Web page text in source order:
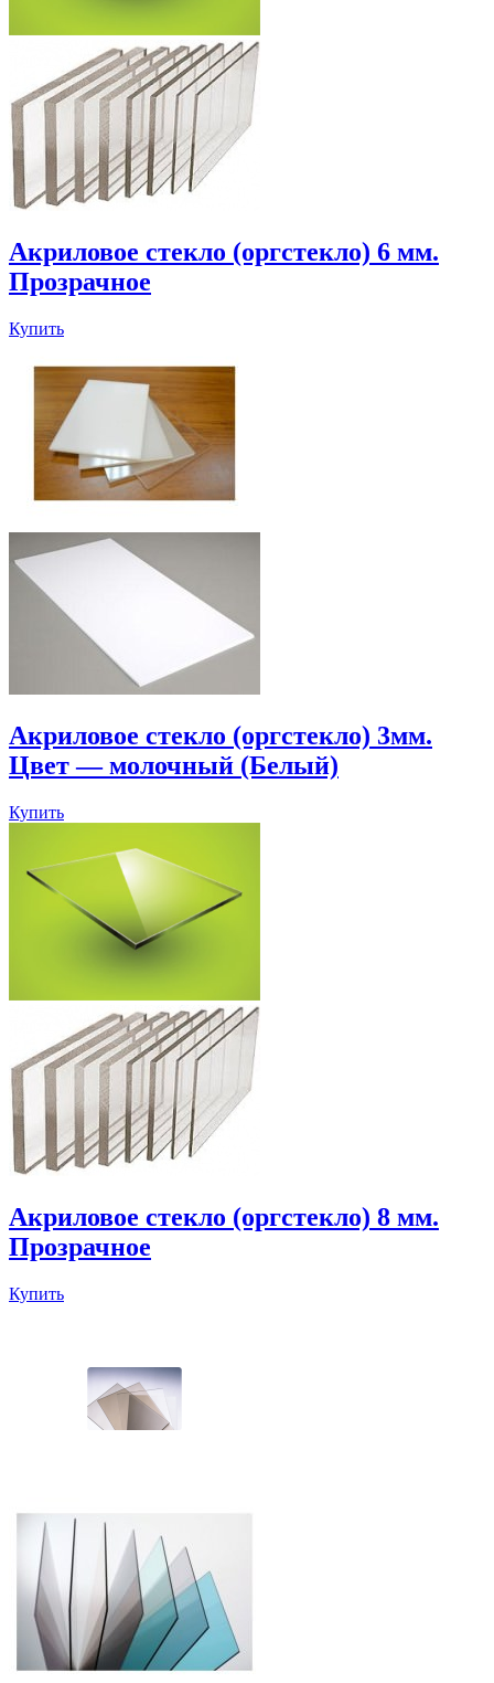
Акриловое стекло (оргстекло) 6 мм.
Прозрачное
Купить
Акриловое стекло (оргстекло) 3мм.
Цвет — молочный (Белый)
Купить
Акриловое стекло (оргстекло) 8 мм.
Прозрачное
Купить